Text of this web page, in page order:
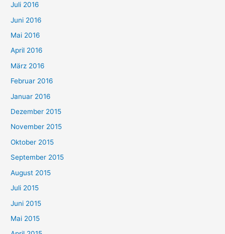
Juli 2016
Juni 2016
Mai 2016
April 2016
März 2016
Februar 2016
Januar 2016
Dezember 2015
November 2015
Oktober 2015
September 2015
August 2015
Juli 2015
Juni 2015
Mai 2015